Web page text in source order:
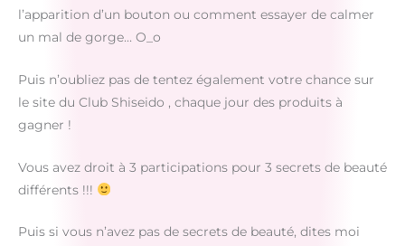
l’apparition d’un bouton ou comment essayer de calmer
un mal de gorge… O_o
Puis n’oubliez pas de tentez également votre chance sur
le site du Club Shiseido , chaque jour des produits à
gagner !
Vous avez droit à 3 participations pour 3 secrets de beauté
différents !!!
Puis si vous n’avez pas de secrets de beauté, dites moi